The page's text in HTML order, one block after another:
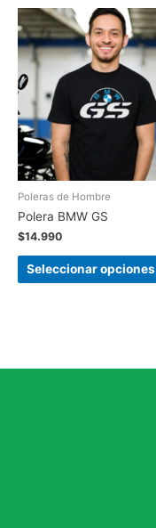
Poleras de Hombre
Polera BMW GS
$14.990
Seleccionar opciones